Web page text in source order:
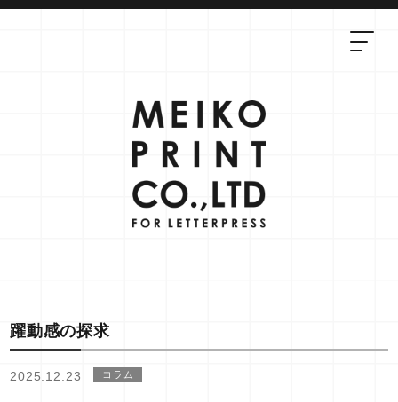
躍動感の探求
2025.12.23 コラム